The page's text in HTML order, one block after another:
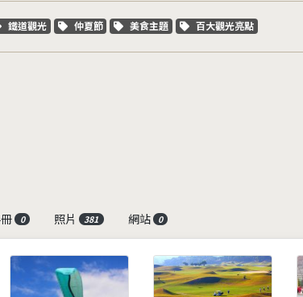
關鍵字標籤
鐵道觀光 關鍵字標籤
仲夏節 關鍵字標籤
美食主題 關鍵字標籤
百大觀光亮點
冊 0 照片 381 網站 0